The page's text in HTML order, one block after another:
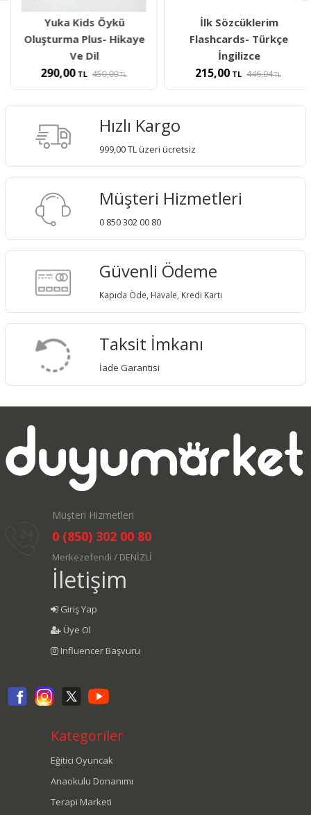
Yuka Kids Öykü
Oluşturma Plus- Hikaye
Ve Dil
290,00TL 450,00TL
İlk Sözcüklerim
Flashcards- Türkçe
İngilizce
215,00TL 446,04TL
Hızlı Kargo
999,00 TL üzeri ücretsiz
Müşteri Hizmetleri
0 850 302 00 80
Güvenli Ödeme
Kapıda Öde, Havale, Kredi Kartı
Taksit İmkanı
İade Garantisi
Müşteri Hizmetleri
0 (850) 302 00 80
Merkezefendi / DENİZLİ
İletişim
Giriş Yap
Üye Ol
Influencer Başvuru
Kategoriler
Eğitici Oyuncak
Anaokulu Donanımı
Terapi Marketi